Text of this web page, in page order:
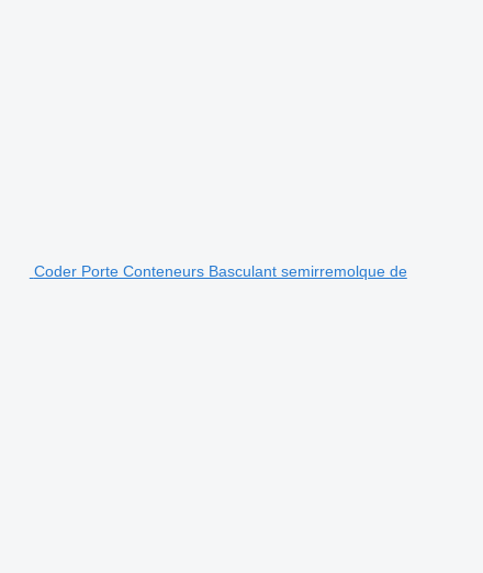
Coder Porte Conteneurs Basculant semirremolque de